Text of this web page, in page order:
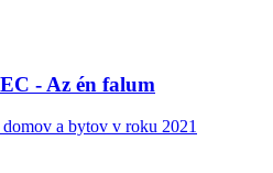
- Az én falum
a bytov v roku 2021